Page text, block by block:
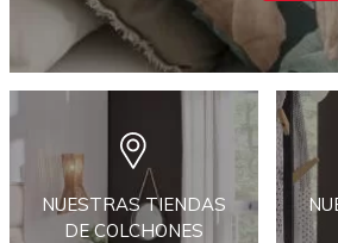
NUESTRAS TIENDAS
DE COLCHONES